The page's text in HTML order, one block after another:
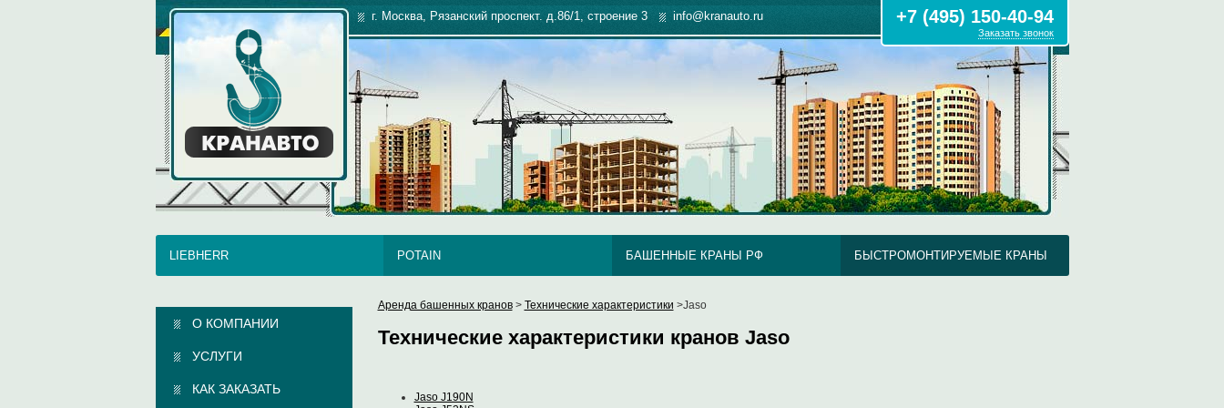
г. Москва, Рязанский проспект. д.86/1, строение 3 info@kranauto.ru +7 (495) 150-40-94
Заказать звонок
LIEBHERR POTAIN БАШЕННЫЕ КРАНЫ РФ БЫСТРОМОНТИРУЕМЫЕ КРАНЫ
О КОМПАНИИ
УСЛУГИ
КАК ЗАКАЗАТЬ
Аренда башенных кранов> Технические характеристики >Jaso
Технические характеристики кранов Jaso
Jaso J190N